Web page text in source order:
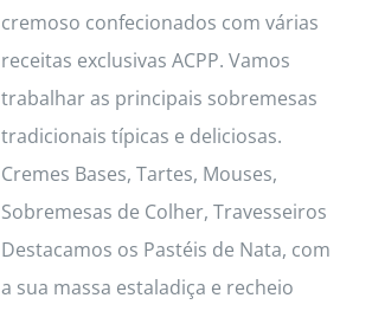
cremoso confecionados com várias
receitas exclusivas ACPP. Vamos
trabalhar as principais sobremesas
tradicionais típicas e deliciosas.
Cremes Bases, Tartes, Mouses,
Sobremesas de Colher, Travesseiros
Destacamos os Pastéis de Nata, com
a sua massa estaladiça e recheio